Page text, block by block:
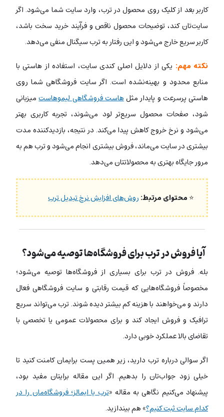
کاربر بعد از کلیک روی محصول در ترب، وارد سایت شما می‌شود. اگر
سایت‌تان کند، توضیحات محصول ناقص و فرآیند خرید سخت باشد،
کاربر سریع خارج می‌شود و این رفتار به ترب سیگنال منفی می‌دهد.
نکته مهم: یکی از دلایل اصلی کندی سایت، استفاده از هاستی با
منابع محدود و بهینه‌نشده است. اگر سایت فروشگاهی شما روی
هاستی پرسرعت و پایدار مثلهاست فروشگاهی لیموهاستمیزبانی
شود، صفحات محصول سریع‌تر لود می‌شوند، تجربه کاربری بهتر
می‌شود و نرخ خروج کاهش پیدا می‌کند. در نتیجه‌، بازدیدکننده مدت
بیشتری در سایت می‌ماند، فروش بیشتری انجام می‌شود و ترب هم به
مرور جایگاه بهتری به محصولاتتان می‌دهد.
⭐محتوای مرتبط:روش‌های افزایش نرخ تبدیل ترب
آیا فروش در ترب برای فروشگاه‌ها توصیه می‌شود؟
بله. فروش در ترب برای بسیاری از فروشگاه‌ها توصیه می‌شود؛
مخصوصاً فروشگاه‌هایی که قیمت رقابتی و سایت فروشگاهی فعال
دارند و می‌خواهند با هزینه کم بیشتر دیده شوند. ترب می‌تواند سریع
ترافیک و فروش ایجاد کند و برای محصولات عمومی یا تخصصی با
تقاضای بالا عملکرد خوبی دارد.
اگر سوالی درباره ترب دارید، زیر همین پست برایمان کامنت کنید تا
خیلی زود جواب‌تان را بدهیم. اگر این مقاله برایتان مفید بود،
پیشنهاد می‌کنیم نگاهی به مقاله «ترب یا ایمالز؛ فروشگاه‌مان را در
کدام سایت ثبت کنیم؟» هم بیندازید.